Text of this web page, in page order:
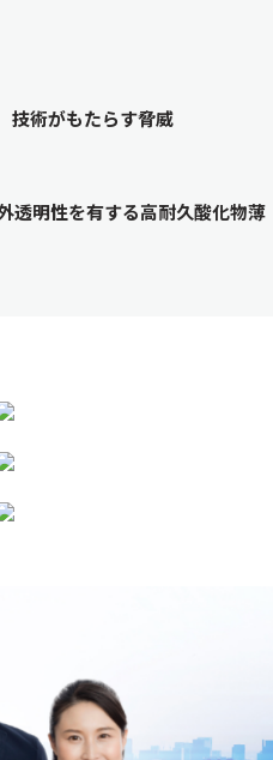
技術がもたらす脅威
透明性を有する高耐久酸化物薄